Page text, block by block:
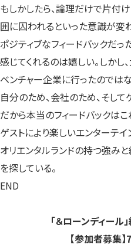
もしかしたら、論理だけで片付
囲に囚われるといった意識が変
ポジティブなフィードバックだ
感じてくれるのは嬉しい。しか
ベンチャー企業に行ったのではな
自分のため、会社のため、そして
だから本当のフィードバックはこ
ゲストにより楽しいエンターテイ
オリエンタルランドの持つ強み
を探している。
END
「＆ローンディール
【参加者募集